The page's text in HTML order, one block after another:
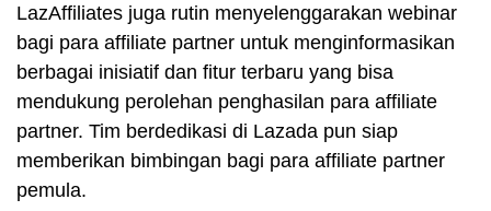
LazAffiliates juga rutin menyelenggarakan webinar
bagi para affiliate partner untuk menginformasikan
berbagai inisiatif dan fitur terbaru yang bisa
mendukung perolehan penghasilan para affiliate
partner. Tim berdedikasi di Lazada pun siap
memberikan bimbingan bagi para affiliate partner
pemula.